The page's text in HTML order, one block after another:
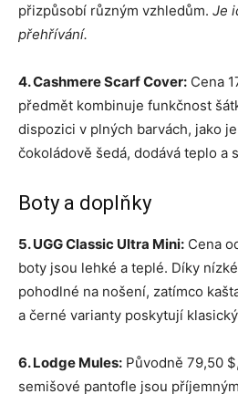
přizpůsobí různým vzhledům. Je
přehřívání.
4. Cashmere Scarf Cover: Cena
předmět kombinuje funkčnost
dispozici v plných barvách, jako
čokoládově šedá, dodává teplo a
Boty a doplňky
5. UGG Classic Ultra Mini: Cena
boty jsou lehké a teplé. Díky
pohodlné na nošení, zatímco
a černé varianty poskytují
6. Lodge Mules: Původně 79,50
semišové pantofle jsou